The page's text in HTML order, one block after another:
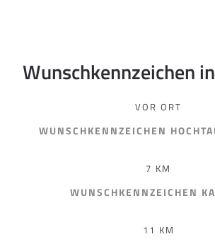
Wunschkennzeichen
VOR ORT
WUNSCHKENNZEICHEN
7 KM
WUNSCHKENNZEICHEN
11 KM